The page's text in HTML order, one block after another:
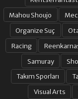
29. BÖLÜM
31. BÖLÜM
33. BÖLÜM
Mahou Shoujo
Organize Suç
Racing
Samuray
Takım Sporları
Visual Arts